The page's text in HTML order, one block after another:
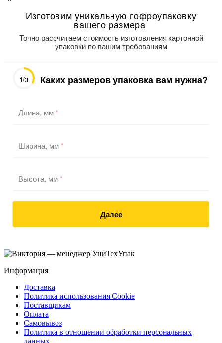
Изготовим уникальную гофроупаковку
вашего размера
Точно рассчитаем стоимость изготовления картонной
упаковки по вашим требованиям
1/3 Каких размеров упаковка вам нужна?
Длина, мм*
Ширина, мм*
Высота, мм*
Далее
Информация
Доставка
Политика использования Cookie
Поставщикам
Оплата
Самовывоз
Политика в отношении обработки персональных
данных